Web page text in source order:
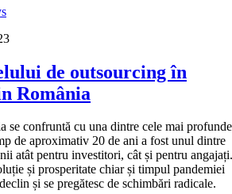
de outsourcing în
România
se confruntă cu una dintre cele mai profunde
de aproximativ 20 de ani a fost unul dintre
atât pentru investitori, cât și pentru angajați.
și prosperitate chiar și timpul pandemiei
și se pregătesc de schimbări radicale.